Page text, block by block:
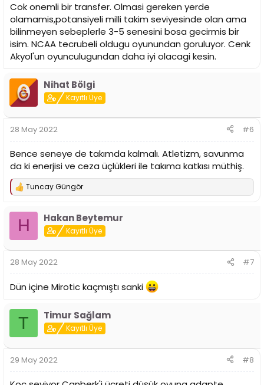
Cok onemli bir transfer. Olmasi gereken yerde
olamamis,potansiyeli milli takim seviyesinde olan ama
bilinmeyen sebeplerle 3-5 senesini bosa gecirmis bir
isim. NCAA tecrubeli oldugu oyunundan goruluyor. Cenk
Akyol'un oyunculugundan daha iyi olacagi kesin.
Nihat Bölgi
Kayıtlı Üye
28 May 2022 #6
Bence seneye de takımda kalmalı. Atletizm, savunma
da ki enerjisi ve ceza üçlükleri ile takıma katkısı müthiş.
T
:
Tuncay Güngör
H Hakan Beytemur
Kayıtlı Üye
28 May 2022 #7
Dün içine Mirotic kaçmıştı sanki
T Timur Sağlam
Kayıtlı Üye
29 May 2022 #8